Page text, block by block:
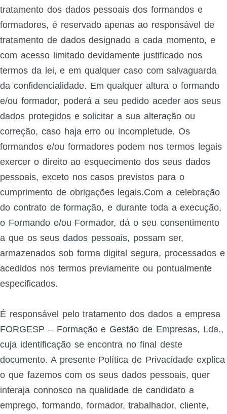
tratamento dos dados pessoais dos formandos e
formadores, é reservado apenas ao responsável de
tratamento de dados designado a cada momento, e
com acesso limitado devidamente justificado nos
termos da lei, e em qualquer caso com salvaguarda
da confidencialidade. Em qualquer altura o formando
e/ou formador, poderá a seu pedido aceder aos seus
dados protegidos e solicitar a sua alteração ou
correção, caso haja erro ou incompletude. Os
formandos e/ou formadores podem nos termos legais
exercer o direito ao esquecimento dos seus dados
pessoais, exceto nos casos previstos para o
cumprimento de obrigações legais.Com a celebração
do contrato de formação, e durante toda a execução,
o Formando e/ou Formador, dá o seu consentimento
a que os seus dados pessoais, possam ser,
armazenados sob forma digital segura, processados e
acedidos nos termos previamente ou pontualmente
especificados.
É responsável pelo tratamento dos dados a empresa
FORGESP – Formação e Gestão de Empresas, Lda.,
cuja identificação se encontra no final deste
documento. A presente Política de Privacidade explica
o que fazemos com os seus dados pessoais, quer
interaja connosco na qualidade de candidato a
emprego, formando, formador, trabalhador, cliente,